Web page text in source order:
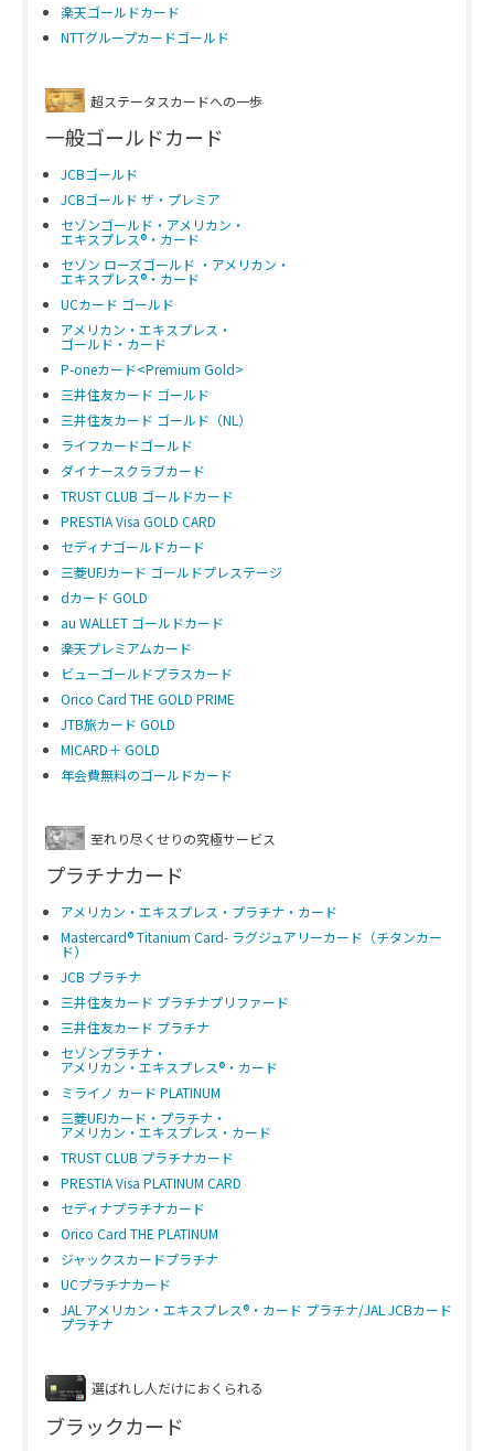
楽天ゴールドカード
NTTグループカードゴールド
超ステータスカードへの一歩
一般ゴールドカード
JCBゴールド
JCBゴールド ザ・プレミア
セゾンゴールド・アメリカン・
エキスプレス®・カード
セゾン ローズゴールド ・アメリカン・
エキスプレス®・カード
UCカード ゴールド
アメリカン・エキスプレス・
ゴールド・カード
P-oneカード<Premium Gold>
三井住友カード ゴールド
三井住友カード ゴールド（NL）
ライフカードゴールド
ダイナースクラブカード
TRUST CLUB ゴールドカード
PRESTIA Visa GOLD CARD
セディナゴールドカード
三菱UFJカード ゴールドプレステージ
dカード GOLD
au WALLET ゴールドカード
楽天プレミアムカード
ビューゴールドプラスカード
Orico Card THE GOLD PRIME
JTB旅カード GOLD
MICARD＋ GOLD
年会費無料のゴールドカード
至れり尽くせりの究極サービス
プラチナカード
アメリカン・エキスプレス・プラチナ・カード
Mastercard® Titanium Card- ラグジュアリーカード（チタンカー
ド）
JCB プラチナ
三井住友カード プラチナプリファード
三井住友カード プラチナ
セゾンプラチナ・
アメリカン・エキスプレス®・カード
ミライノ カード PLATINUM
三菱UFJカード・プラチナ・
アメリカン・エキスプレス・カード
TRUST CLUB プラチナカード
PRESTIA Visa PLATINUM CARD
セディナプラチナカード
Orico Card THE PLATINUM
ジャックスカードプラチナ
UCプラチナカード
JAL アメリカン・エキスプレス®・カード プラチナ/JAL JCBカード
プラチナ
選ばれし人だけにおくられる
ブラックカード